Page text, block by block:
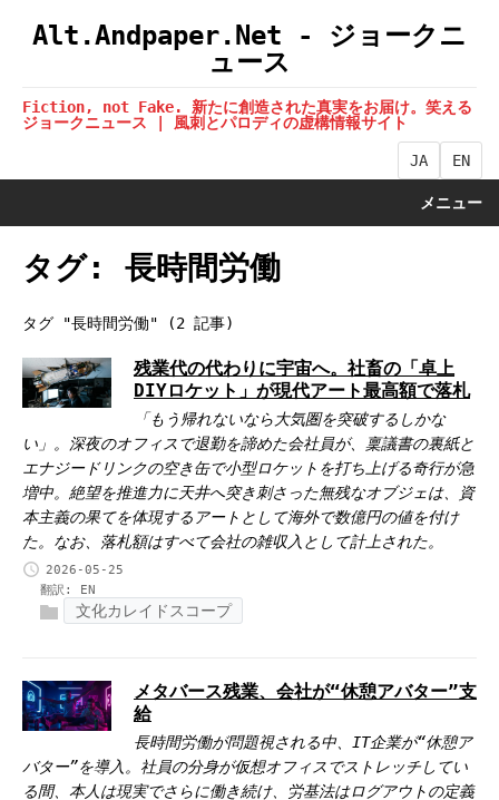
Alt.Andpaper.Net - ジョークニ
ュース
Fiction, not Fake. 新たに創造された真実をお届け。笑える
ジョークニュース | 風刺とパロディの虚構情報サイト
JA EN
メニュー
タグ: 長時間労働
タグ "長時間労働" (2 記事)
残業代の代わりに宇宙へ。社畜の「卓上
DIYロケット」が現代アート最高額で落札
「もう帰れないなら大気圏を突破するしかな
い」。深夜のオフィスで退勤を諦めた会社員が、稟議書の裏紙と
エナジードリンクの空き缶で小型ロケットを打ち上げる奇行が急
増中。絶望を推進力に天井へ突き刺さった無残なオブジェは、資
本主義の果てを体現するアートとして海外で数億円の値を付け
た。なお、落札額はすべて会社の雑収入として計上された。
2026-05-25
翻訳: EN
文化カレイドスコープ
メタバース残業、会社が“休憩アバター”支
給
長時間労働が問題視される中、IT企業が“休憩ア
バター”を導入。社員の分身が仮想オフィスでストレッチしてい
る間、本人は現実でさらに働き続け、労基法はログアウトの定義